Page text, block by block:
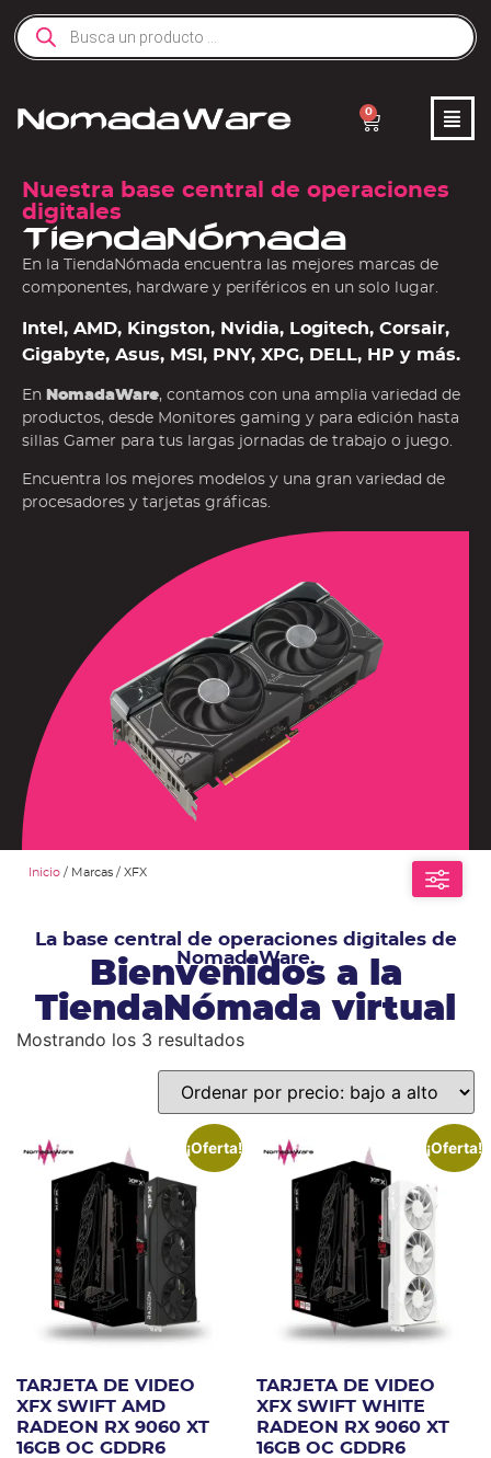
0
Nuestra base central de operaciones
digitales
TiendaNómada
En la TiendaNómada encuentra las mejores marcas de
componentes, hardware y periféricos en un solo lugar.
Intel, AMD, Kingston, Nvidia, Logitech, Corsair,
Gigabyte, Asus, MSI, PNY, XPG, DELL, HP y más.
En NomadaWare, contamos con una amplia variedad de
productos, desde Monitores gaming y para edición hasta
sillas Gamer para tus largas jornadas de trabajo o juego.
Encuentra los mejores modelos y una gran variedad de
procesadores y tarjetas gráficas.
Inicio / Marcas / XFX
La base central de operaciones digitales de
NomadaWare.
Bienvenidos a la
TiendaNómada virtual
Mostrando los 3 resultados
¡Oferta!
TARJETA DE VIDEO
XFX SWIFT AMD
RADEON RX 9060 XT
16GB OC GDDR6
¡Oferta!
TARJETA DE VIDEO
XFX SWIFT WHITE
RADEON RX 9060 XT
16GB OC GDDR6